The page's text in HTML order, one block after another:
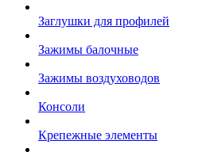
Заглушки для профилей
Зажимы балочные
Зажимы воздуховодов
Консоли
Крепежные элементы